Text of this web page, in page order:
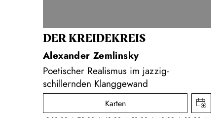
DER KREIDE­KREIS
Alexander Zemlinsky
Poetischer Realismus im jazzig-
schillernden Klanggewand
Karten